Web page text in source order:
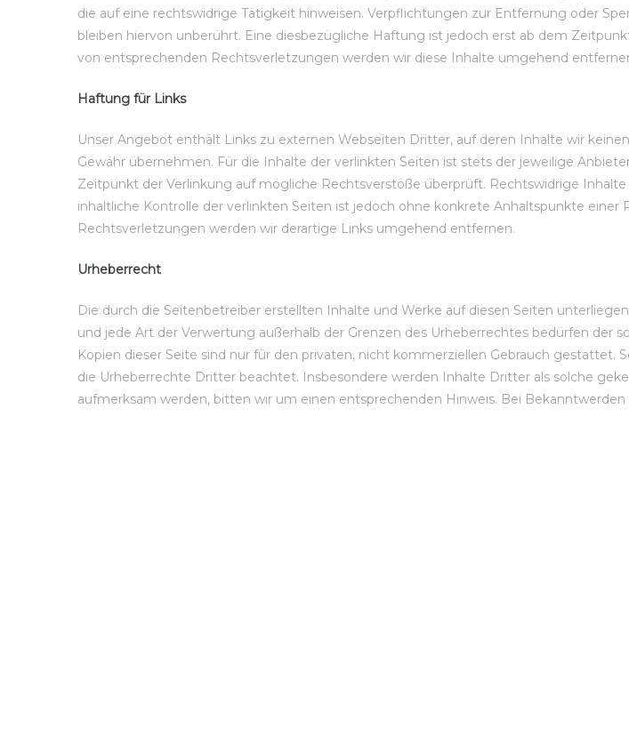
die auf eine rechtswidrige Tätigkeit hinweisen. Verpflichtungen zur Entfernung oder
bleiben hiervon unberührt. Eine diesbezügliche Haftung ist jedoch erst ab dem
von entsprechenden Rechtsverletzungen werden wir diese Inhalte umgehend
Haftung für Links
Unser Angebot enthält Links zu externen Webseiten Dritter, auf deren Inhalte wir
Gewähr übernehmen. Für die Inhalte der verlinkten Seiten ist stets der jeweilige
Zeitpunkt der Verlinkung auf mögliche Rechtsverstöße überprüft. Rechtswidrige
inhaltliche Kontrolle der verlinkten Seiten ist jedoch ohne konkrete Anhaltspunkte
Rechtsverletzungen werden wir derartige Links umgehend entfernen.
Urheberrecht
Die durch die Seitenbetreiber erstellten Inhalte und Werke auf diesen Seiten
und jede Art der Verwertung außerhalb der Grenzen des Urheberrechtes bedürfen der
Kopien dieser Seite sind nur für den privaten, nicht kommerziellen Gebrauch
die Urheberrechte Dritter beachtet. Insbesondere werden Inhalte Dritter als solche
aufmerksam werden, bitten wir um einen entsprechenden Hinweis. Bei